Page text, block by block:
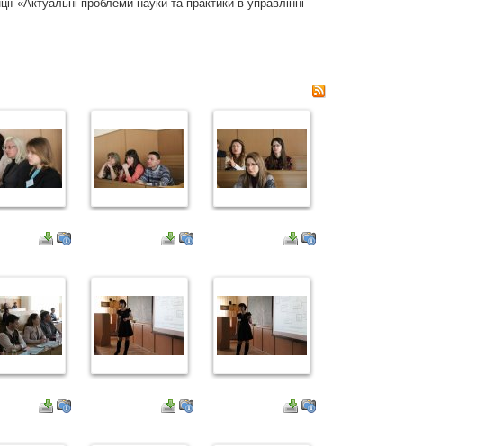
«Актуальні проблеми науки та практики в управлінні